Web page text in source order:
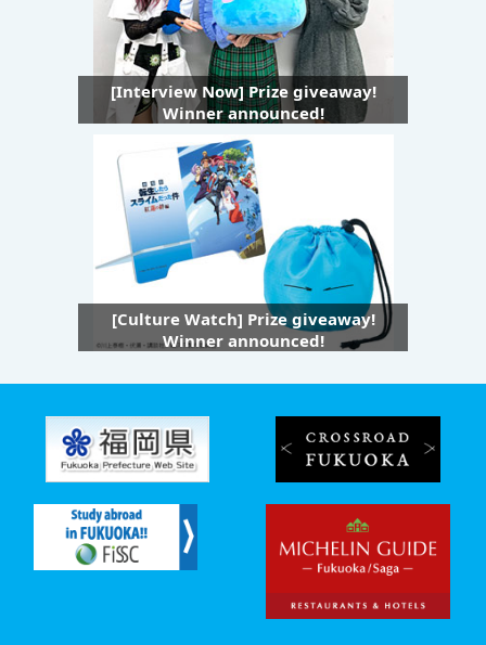
[Interview Now] Prize giveaway!
Winner announced!
[Culture Watch] Prize giveaway!
Winner announced!